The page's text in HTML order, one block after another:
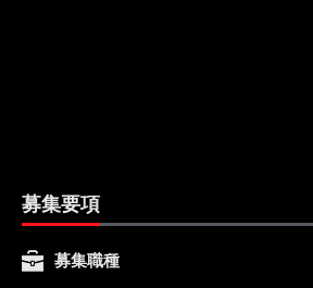
募集要項
募集職種